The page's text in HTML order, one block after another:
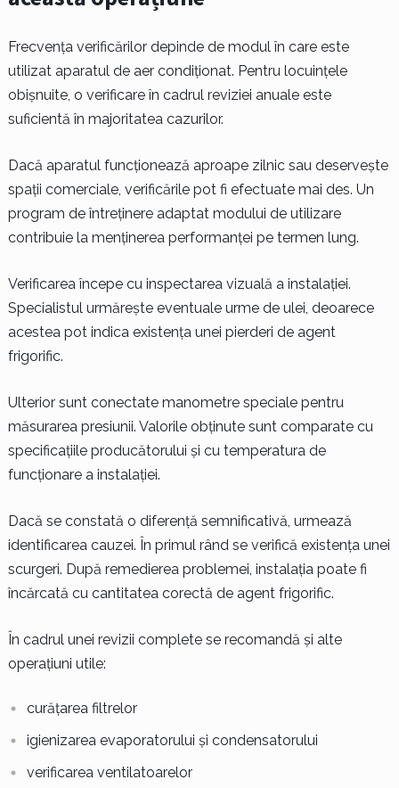
Frecvența verificărilor depinde de modul în care este
utilizat aparatul de aer condiționat. Pentru locuințele
obișnuite, o verificare în cadrul reviziei anuale este
suficientă în majoritatea cazurilor.
Dacă aparatul funcționează aproape zilnic sau deservește
spații comerciale, verificările pot fi efectuate mai des. Un
program de întreținere adaptat modului de utilizare
contribuie la menținerea performanței pe termen lung.
Verificarea începe cu inspectarea vizuală a instalației.
Specialistul urmărește eventuale urme de ulei, deoarece
acestea pot indica existența unei pierderi de agent
frigorific.
Ulterior sunt conectate manometre speciale pentru
măsurarea presiunii. Valorile obținute sunt comparate cu
specificațiile producătorului și cu temperatura de
funcționare a instalației.
Dacă se constată o diferență semnificativă, urmează
identificarea cauzei. În primul rând se verifică existența unei
scurgeri. După remedierea problemei, instalația poate fi
încărcată cu cantitatea corectă de agent frigorific.
În cadrul unei revizii complete se recomandă și alte
operațiuni utile:
curățarea filtrelor
igienizarea evaporatorului și condensatorului
verificarea ventilatoarelor